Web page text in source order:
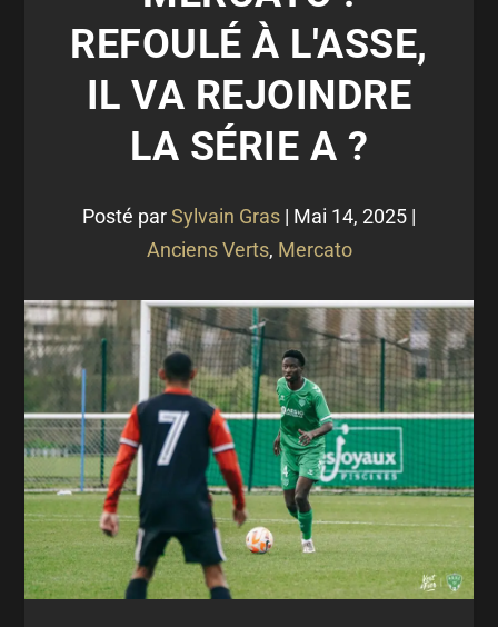
REFOULÉ À L'ASSE,
IL VA REJOINDRE
LA SÉRIE A ?
Posté parSylvain Gras | Mai 14, 2025 |
Anciens Verts, Mercato